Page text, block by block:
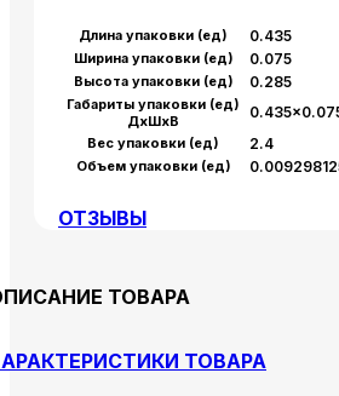
Длина упаковки (ед) 0.435
Ширина упаковки (ед) 0.075
Высота упаковки (ед) 0.285
Габариты упаковки (ед)
ДхШхВ
Вес упаковки (ед) 2.4
Объем упаковки (ед)
ОТЗЫВЫ
ТОВАРА
ТОВАРА